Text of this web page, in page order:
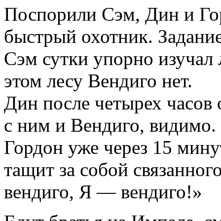
Поспорили Сэм, Дин и
быстрый охотник.
Сэм сутки упорно
этом лесу Вендиго нет.
Дин после четырех часов
с ним и Вендиго, видимо.
Гордон уже через 15
тащит за собой
вендиго, Я — вендиго!»